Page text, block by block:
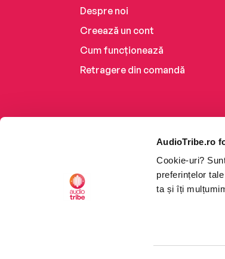
AudioTribe.ro
Cookie-uri?
preferințelor
ta și îți
Despre noi
Creează un cont
Cum funcționează
Retragere din comandă